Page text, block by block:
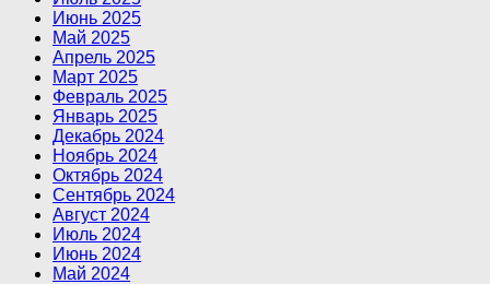
Июнь 2025
Май 2025
Апрель 2025
Март 2025
Февраль 2025
Январь 2025
Декабрь 2024
Ноябрь 2024
Октябрь 2024
Сентябрь 2024
Август 2024
Июль 2024
Июнь 2024
Май 2024